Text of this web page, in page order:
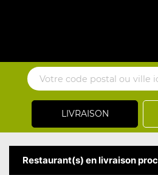
LIVRAISON
Restaurant(s) en livraison